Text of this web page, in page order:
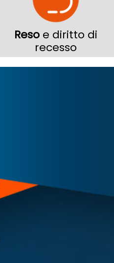
Resoe diritto di
recesso